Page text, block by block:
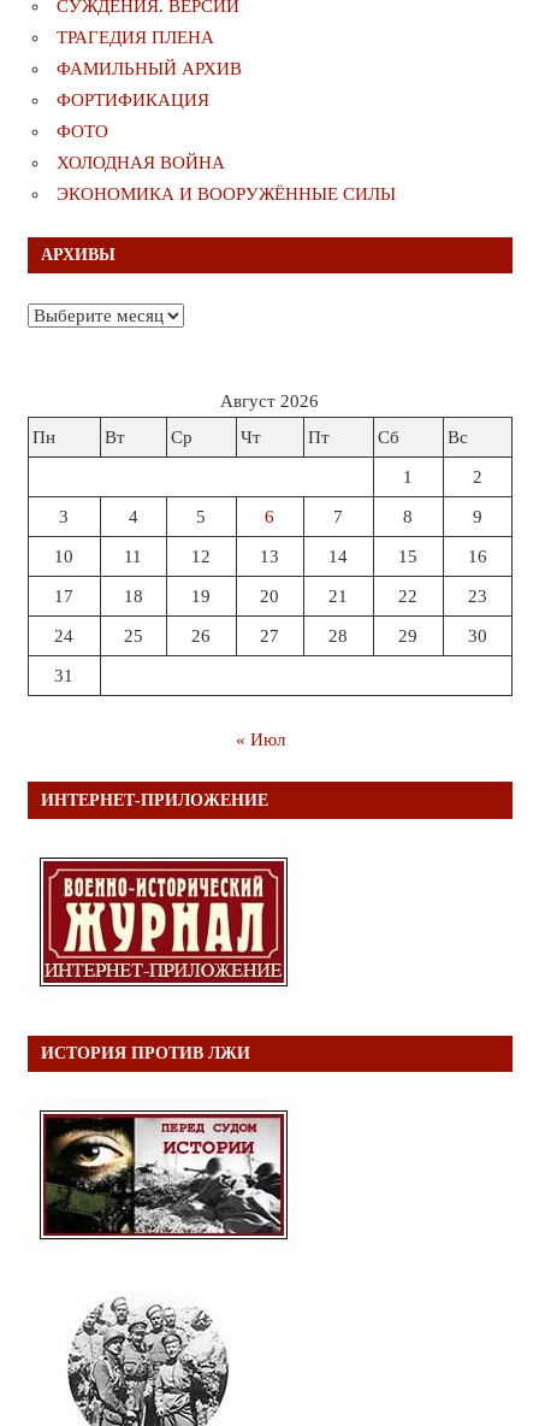
СУЖДЕНИЯ. ВЕРСИИ
ТРАГЕДИЯ ПЛЕНА
ФАМИЛЬНЫЙ АРХИВ
ФОРТИФИКАЦИЯ
ФОТО
ХОЛОДНАЯ ВОЙНА
ЭКОНОМИКА И ВООРУЖЁННЫЕ СИЛЫ
АРХИВЫ
Архивы
Август 2026
Пн
Вт Ср Чт Пт Сб Вс
1 2
3 4 5 6 7 8 9
10 11 12 13 14 15 16
17 18 19 20 21 22 23
24 25 26 27 28 29 30
31
« Июл
ИНТЕРНЕТ-ПРИЛОЖЕНИЕ
ИСТОРИЯ ПРОТИВ ЛЖИ